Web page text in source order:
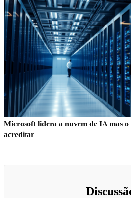
Microsoft lidera a nuvem de IA mas o
acreditar